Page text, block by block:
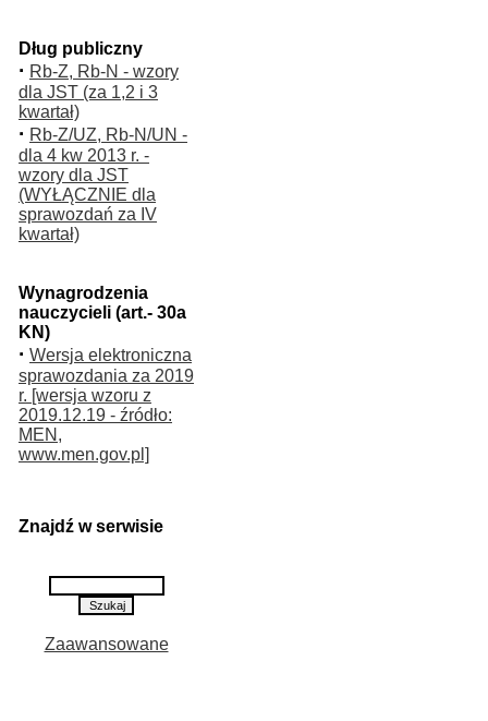
Dług publiczny
· Rb-Z, Rb-N - wzory
dla JST (za 1,2 i 3
kwartał)
· Rb-Z/UZ, Rb-N/UN -
dla 4 kw 2013 r. -
wzory dla JST
(WYŁĄCZNIE dla
sprawozdań za IV
kwartał)
Wynagrodzenia
nauczycieli (art.- 30a
KN)
· Wersja elektroniczna
sprawozdania za 2019
r. [wersja wzoru z
2019.12.19 - źródło:
MEN,
www.men.gov.pl]
Znajdź w serwisie
Zaawansowane